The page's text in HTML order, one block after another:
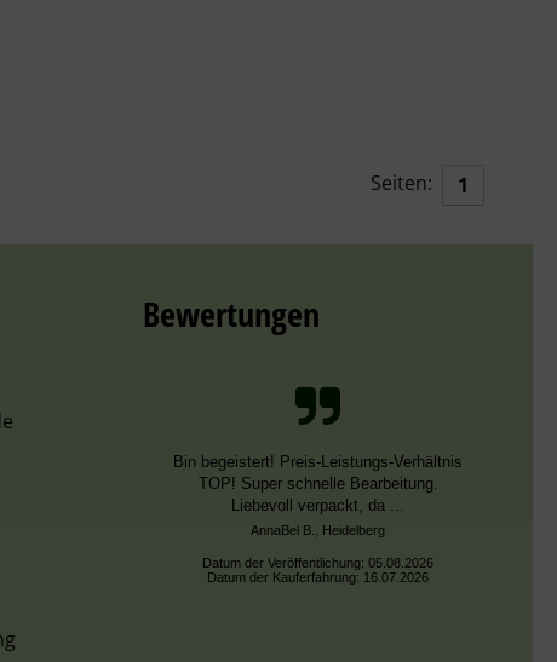
Seiten: 1
Bewertungen
Bin begeistert! Preis-Leistungs-Verhältnis
TOP! Super schnelle Bearbeitung.
Liebevoll verpackt, da ...
AnnaBel B., Heidelberg
Datum der Veröffentlichung: 05.08.2026
Datum der Kauferfahrung: 16.07.2026